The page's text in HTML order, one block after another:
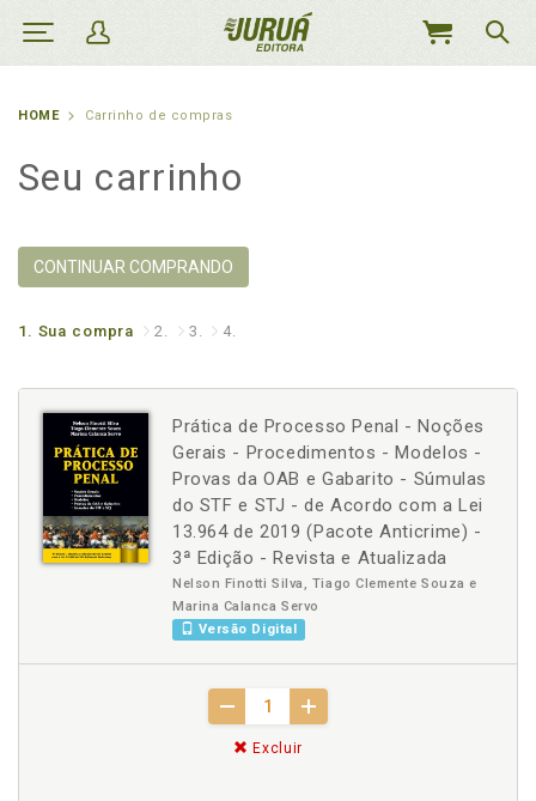
MEU
HOME Carrinho de compras
Seu carrinho
CONTINUAR COMPRANDO
1. Sua compra 2. 3. 4.
Prática de Processo Penal - Noções
Gerais - Procedimentos - Modelos -
Provas da OAB e Gabarito - Súmulas
do STF e STJ - de Acordo com a Lei
13.964 de 2019 (Pacote Anticrime) -
3ª Edição - Revista e Atualizada
Nelson Finotti Silva, Tiago Clemente Souza e
Marina Calanca Servo
Versão Digital
Excluir